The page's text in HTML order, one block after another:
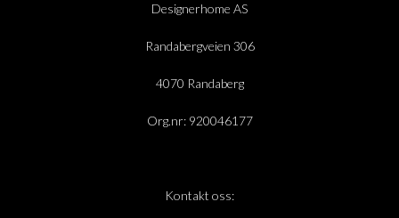
Designerhome AS
Randabergveien 306
4070 Randaberg
Org.nr: 920046177
Kontakt oss: